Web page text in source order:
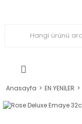
Anasayfa EN YENİLER